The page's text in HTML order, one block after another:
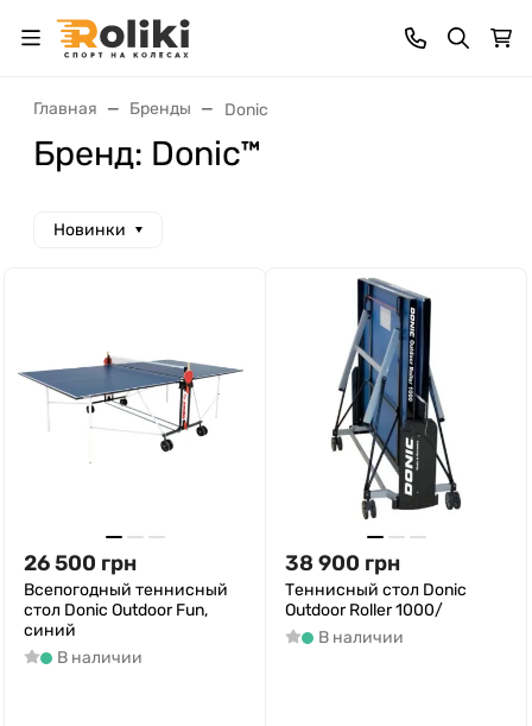
Главная Бренды Donic
Бренд: Donic™
Новинки
26 500 грн
Всепогодный теннисный
стол Donic Outdoor Fun,
синий
В наличии
38 900 грн
Теннисный стол Donic
Outdoor Roller 1000/
В наличии